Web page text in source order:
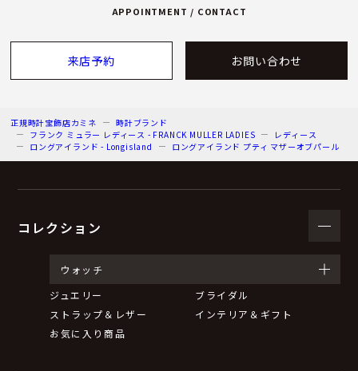
APPOINTMENT / CONTACT
来店予約 お問い合わせ
正規時計宝飾店カミネ
時計ブランド
フランク ミュラー レディース - FRANCK MULLER LADIES
レディース
ロングアイランド - Longisland
ロングアイランド プティ マザーオブパール
コレクション
ウォッチ
ジュエリー
ブライダル
ストラップ＆レザー
インテリア＆ギフト
お気に入り商品